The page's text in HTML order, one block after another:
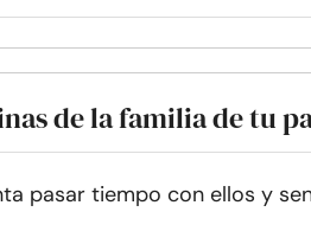
de la familia de tu
pasar tiempo con ellos y